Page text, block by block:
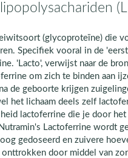
(glycoproteïne) die
Specifiek vooral in de
'Lacto', verwijst naar de
om zich te binden aan
de geboorte krijgen
het lichaam deels zelf
lactoferrine die je door
Lactoferrine wordt
gedoseerd en zuivere
onttrokken door middel van